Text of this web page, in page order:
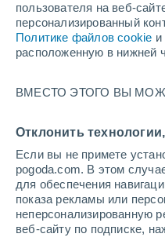
пользователя на веб-
персонализированный
Политике файлов cookie и
расположенную в нижней
ВМЕСТО ЭТОГО ВЫ
Отклонить
Если вы не примете
pogoda.com. В этом
для обеспечения
показа рекламы или
неперсонализированную
веб-сайту по подписке,
Открытие
19/12/2026
Остался 132 день
Трассы по
сложности
километрах